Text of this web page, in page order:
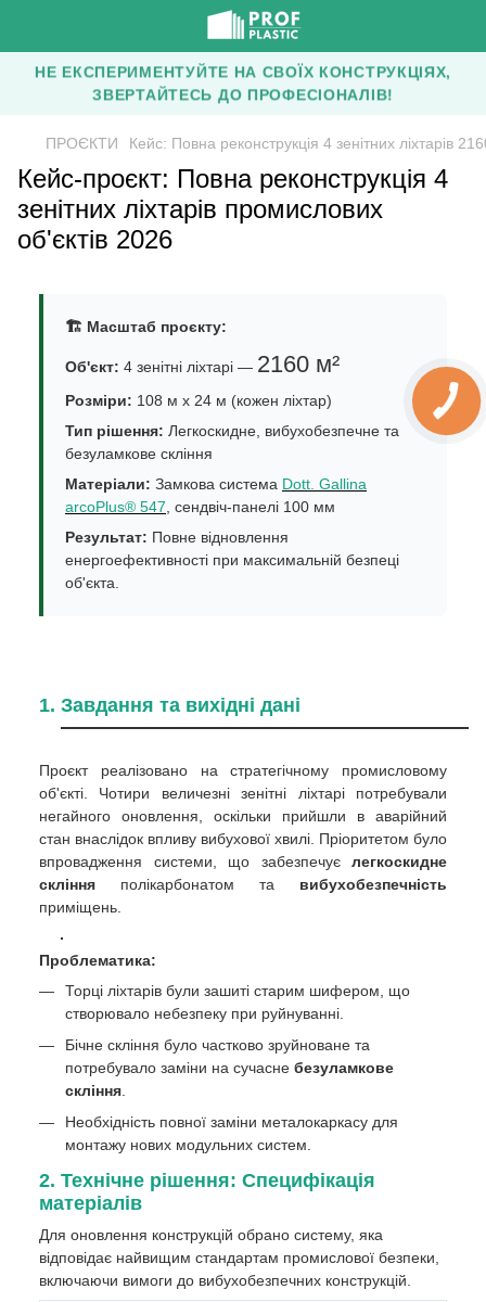
НЕ ЕКСПЕРИМЕНТУЙТЕ НА СВОЇХ КОНСТРУКЦІЯХ,
ЗВЕРТАЙТЕСЬ ДО ПРОФЕСІОНАЛІВ!
ПРОЄКТИ Кейс: Повна реконструкція 4 зенітних ліхтарів
Кейс-проєкт: Повна реконструкція 4
зенітних ліхтарів промислових
об'єктів 2026
🏗️ Масштаб проєкту:
Об'єкт: 4 зенітні ліхтарі — 2160 м²
Розміри: 108 м х 24 м (кожен ліхтар)
Тип рішення: Легкоскидне, вибухобезпечне та
безуламкове скління
Матеріали: Замкова система Dott. Gallina
arcoPlus® 547 , сендвіч-панелі 100 мм
Результат: Повне відновлення
енергоефективності при максимальній безпеці
об'єкта.
1. Завдання та вихідні дані
Проєкт реалізовано на стратегічному промисловому
об'єкті. Чотири величезні зенітні ліхтарі потребували
негайного оновлення, оскільки прийшли в аварійний
стан внаслідок впливу вибухової хвилі. Пріоритетом було
впровадження системи, що забезпечує легкоскидне
скління полікарбонатом та вибухобезпечність
приміщень.
Проблематика:
Торці ліхтарів були зашиті старим шифером, що
створювало небезпеку при руйнуванні.
Бічне скління було частково зруйноване та
потребувало заміни на сучасне безуламкове
скління
Необхідність повної заміни металокаркасу для
монтажу нових модульних систем.
2. Технічне рішення: Специфікація
матеріалів
Для оновлення конструкцій обрано систему, яка
відповідає найвищим стандартам промислової безпеки,
включаючи вимоги до вибухобезпечних конструкцій.